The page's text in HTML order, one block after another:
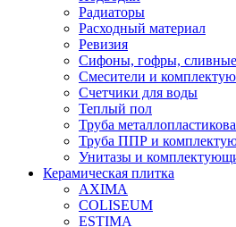
Радиаторы
Расходный материал
Ревизия
Сифоны, гофры,
Смесители и
Счетчики для воды
Теплый пол
Труба
Труба ППР и
Унитазы и
Керамическая плитка
AXIMA
COLISEUM
ESTIMA